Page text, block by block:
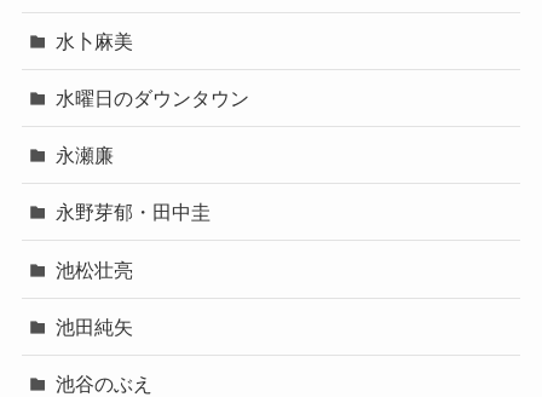
水卜麻美
水曜日のダウンタウン
永瀬廉
永野芽郁・田中圭
池松壮亮
池田純矢
池谷のぶえ